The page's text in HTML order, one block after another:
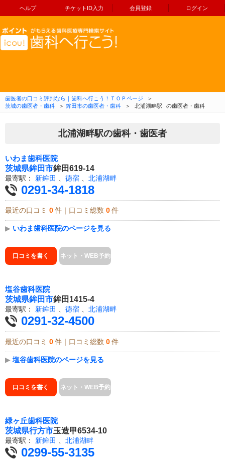
ヘルプ チケットID入力 会員登録 ログイン
コンテンツへ移動
歯医者の口コミ評判なら｜歯科へ行こう！ＴＯＰページ
＞
茨城の歯医者・歯科
＞ 鉾田市の歯医者・歯科 ＞ 北浦湖畔駅 の歯医者・歯科
北浦湖畔駅の歯科・歯医者
いわま歯科医院
茨城県鉾田市鉾田619-14
最寄駅： 新鉾田 徳宿 北浦湖畔
0291-34-1818
最近の口コミ 0 件｜口コミ総数 0 件
▶ いわま歯科医院のページを見る
口コミを書く ネット・WEB予約
塩谷歯科医院
茨城県鉾田市鉾田1415-4
最寄駅： 新鉾田 、 徳宿 、 北浦湖畔
0291-32-4500
最近の口コミ 0 件｜口コミ総数 0 件
▶ 塩谷歯科医院のページを見る
口コミを書く ネット・WEB予約
緑ヶ丘歯科医院
茨城県行方市玉造甲6534-10
最寄駅： 新鉾田 北浦湖畔
0299-55-3135